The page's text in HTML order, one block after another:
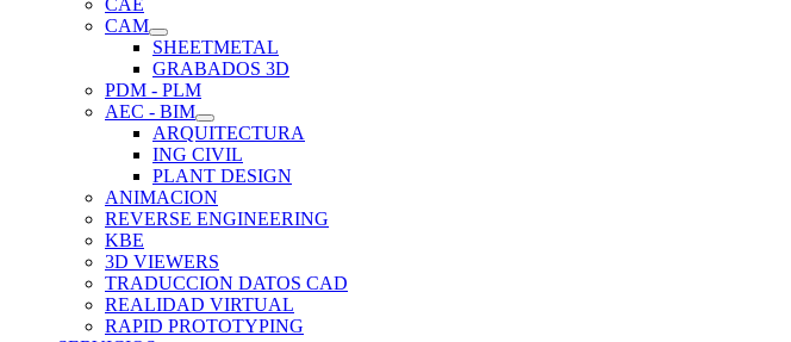
CAE
CAM
SHEETMETAL
GRABADOS 3D
PDM - PLM
AEC - BIM
ARQUITECTURA
ING CIVIL
PLANT DESIGN
ANIMACION
REVERSE ENGINEERING
KBE
3D VIEWERS
TRADUCCION DATOS CAD
REALIDAD VIRTUAL
RAPID PROTOTYPING